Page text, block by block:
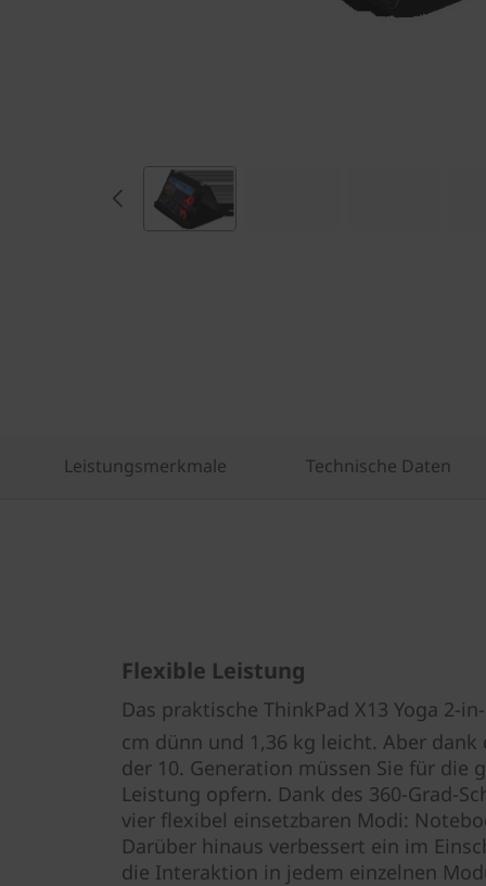
Leistungsmerkmale Technische Daten
Flexible Leistung
Das praktische ThinkPad X13 Yoga 2-
cm dünn und 1,36 kg leicht. Aber dank
der 10. Generation müssen Sie für die
Leistung opfern. Dank des 360-Grad-
vier flexibel einsetzbaren Modi:
Darüber hinaus verbessert ein im
die Interaktion in jedem einzelnen